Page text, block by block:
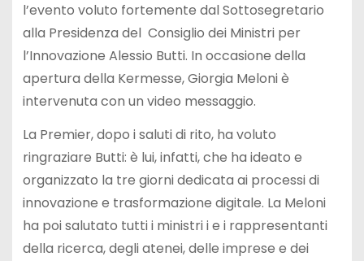
l’evento voluto fortemente dal Sottosegretario
alla Presidenza del Consiglio dei Ministri per
l’Innovazione Alessio Butti. In occasione della
apertura della Kermesse, Giorgia Meloni è
intervenuta con un video messaggio.
La Premier, dopo i saluti di rito, ha voluto
ringraziare Butti: è lui, infatti, che ha ideato e
organizzato la tre giorni dedicata ai processi di
innovazione e trasformazione digitale. La Meloni
ha poi salutato tutti i ministri i e i rappresentanti
della ricerca, degli atenei, delle imprese e dei